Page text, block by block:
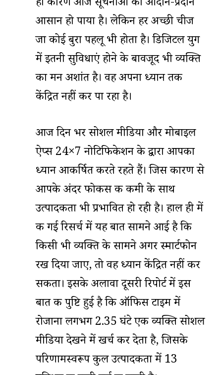
ही कारण आज सूचनाओं का आदान-प्रदान
आसान हो पाया है। लेकिन हर अच्छी चीज
जा कोई बुरा पहलू भी होता है। डिजिटल युग
में इतनी सुविधाएं होने के बावजूद भी व्यक्ति
का मन अशांत है। वह अपना ध्यान तक
केंद्रित नहीं कर पा रहा है।
आज दिन भर सोशल मीडिया और मोबाइल
ऐप्स 24×7 नोटिफिकेशन के द्वारा आपका
ध्यान आकर्षित करते रहते हैं। जिस कारण से
आपके अंदर फोकस की कमी के साथ
उत्पादकता भी प्रभावित हो रही है। हाल ही में
की गई रिसर्च में यह बात सामने आई है कि
किसी भी व्यक्ति के सामने अगर स्मार्टफोन
रख दिया जाए, तो वह ध्यान केंद्रित नहीं कर
सकता। इसके अलावा दूसरी रिपोर्ट में इस
बात की पुष्टि हुई है कि ऑफिस टाइम में
रोजाना लगभग 2.35 घंटे एक व्यक्ति सोशल
मीडिया देखने में खर्च कर देता है, जिसके
परिणामस्वरूप कुल उत्पादकता में 13